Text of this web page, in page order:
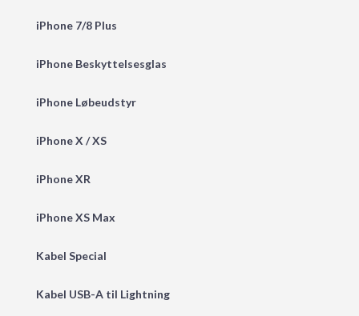
iPhone 7/8 Plus
iPhone Beskyttelsesglas
iPhone Løbeudstyr
iPhone X / XS
iPhone XR
iPhone XS Max
Kabel Special
Kabel USB-A til Lightning